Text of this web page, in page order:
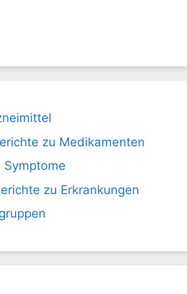
zu Medikamenten
Symptome
zu Erkrankungen